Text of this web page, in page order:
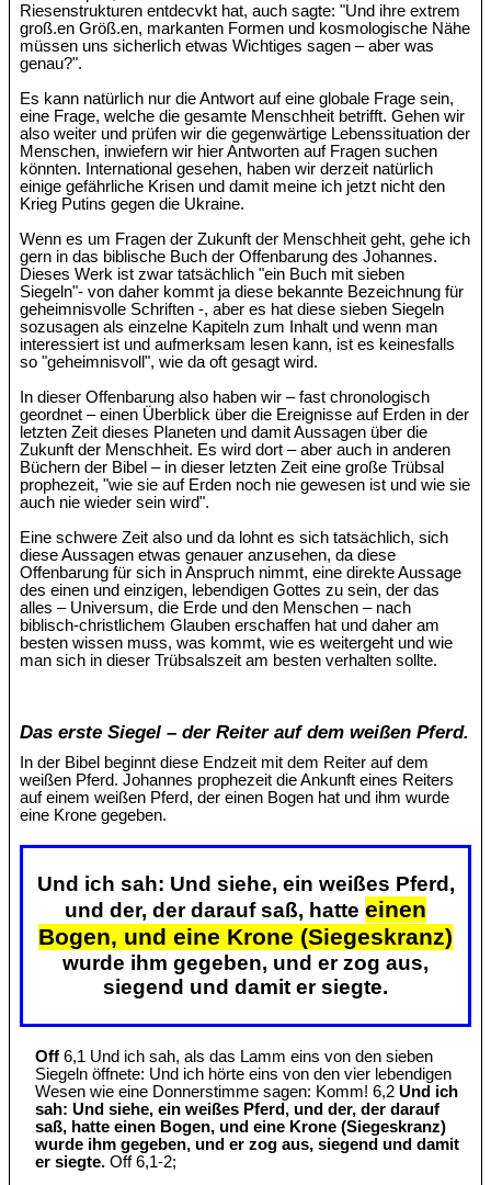
Riesenstrukturen entdecvkt hat, auch sagte: "Und ihre extrem
groß.en Größ.en, markanten Formen und kosmologische Nähe
müssen uns sicherlich etwas Wichtiges sagen – aber was
genau?".
Es kann natürlich nur die Antwort auf eine globale Frage sein,
eine Frage, welche die gesamte Menschheit betrifft. Gehen wir
also weiter und prüfen wir die gegenwärtige Lebenssituation der
Menschen, inwiefern wir hier Antworten auf Fragen suchen
könnten. International gesehen, haben wir derzeit natürlich
einige gefährliche Krisen und damit meine ich jetzt nicht den
Krieg Putins gegen die Ukraine.
Wenn es um Fragen der Zukunft der Menschheit geht, gehe ich
gern in das biblische Buch der Offenbarung des Johannes.
Dieses Werk ist zwar tatsächlich "ein Buch mit sieben
Siegeln"- von daher kommt ja diese bekannte Bezeichnung für
geheimnisvolle Schriften -, aber es hat diese sieben Siegeln
sozusagen als einzelne Kapiteln zum Inhalt und wenn man
interessiert ist und aufmerksam lesen kann, ist es keinesfalls
so "geheimnisvoll", wie da oft gesagt wird.
In dieser Offenbarung also haben wir – fast chronologisch
geordnet – einen Überblick über die Ereignisse auf Erden in der
letzten Zeit dieses Planeten und damit Aussagen über die
Zukunft der Menschheit. Es wird dort – aber auch in anderen
Büchern der Bibel – in dieser letzten Zeit eine große Trübsal
prophezeit, "wie sie auf Erden noch nie gewesen ist und wie sie
auch nie wieder sein wird".
Eine schwere Zeit also und da lohnt es sich tatsächlich, sich
diese Aussagen etwas genauer anzusehen, da diese
Offenbarung für sich in Anspruch nimmt, eine direkte Aussage
des einen und einzigen, lebendigen Gottes zu sein, der das
alles – Universum, die Erde und den Menschen – nach
biblisch-christlichem Glauben erschaffen hat und daher am
besten wissen muss, was kommt, wie es weitergeht und wie
man sich in dieser Trübsalszeit am besten verhalten sollte.
Das erste Siegel – der Reiter auf dem weißen Pferd.
In der Bibel beginnt diese Endzeit mit dem Reiter auf dem
weißen Pferd. Johannes prophezeit die Ankunft eines Reiters
auf einem weißen Pferd, der einen Bogen hat und ihm wurde
eine Krone gegeben.
Und ich sah: Und siehe, ein weißes Pferd,
und der, der darauf saß, hatte einen
Bogen, und eine Krone (Siegeskranz)
wurde ihm gegeben, und er zog aus,
siegend und damit er siegte.
Off 6,1 Und ich sah, als das Lamm eins von den sieben
Siegeln öffnete: Und ich hörte eins von den vier lebendigen
Wesen wie eine Donnerstimme sagen: Komm! 6,2Und ich
sah: Und siehe, ein weißes Pferd, und der, der darauf
saß, hatte einen Bogen, und eine Krone (Siegeskranz)
wurde ihm gegeben, und er zog aus, siegend und damit
er siegte. Off 6,1-2;